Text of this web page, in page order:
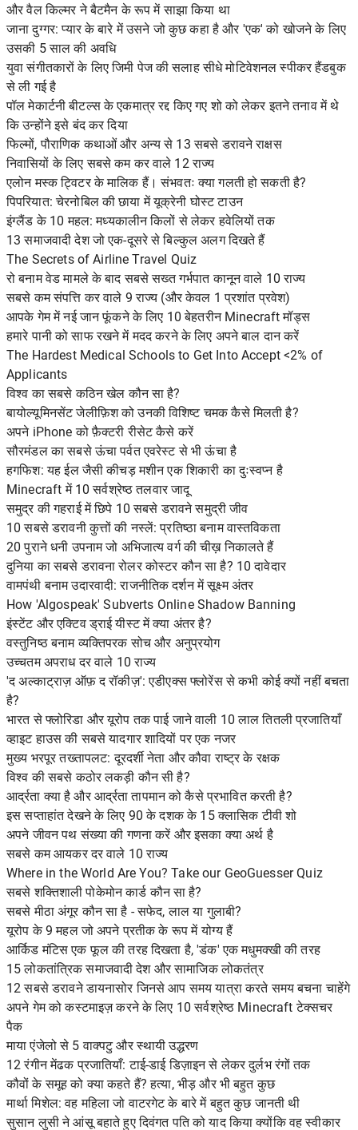
और वैल किल्मर ने बैटमैन के रूप में साझा किया था
जाना दुग्गर: प्यार के बारे में उसने जो कुछ कहा है और 'एक' को खोजने के लिए
उसकी 5 साल की अवधि
युवा संगीतकारों के लिए जिमी पेज की सलाह सीधे मोटिवेशनल स्पीकर हैंडबुक
से ली गई है
पॉल मेकार्टनी बीटल्स के एकमात्र रद्द किए गए शो को लेकर इतने तनाव में थे
कि उन्होंने इसे बंद कर दिया
फिल्मों, पौराणिक कथाओं और अन्य से 13 सबसे डरावने राक्षस
निवासियों के लिए सबसे कम कर वाले 12 राज्य
एलोन मस्क ट्विटर के मालिक हैं। संभवतः क्या गलती हो सकती है?
पिपरियात: चेरनोबिल की छाया में यूक्रेनी घोस्ट टाउन
इंग्लैंड के 10 महल: मध्यकालीन किलों से लेकर हवेलियों तक
13 समाजवादी देश जो एक-दूसरे से बिल्कुल अलग दिखते हैं
The Secrets of Airline Travel Quiz
रो बनाम वेड मामले के बाद सबसे सख्त गर्भपात कानून वाले 10 राज्य
सबसे कम संपत्ति कर वाले 9 राज्य (और केवल 1 प्रशांत प्रवेश)
आपके गेम में नई जान फूंकने के लिए 10 बेहतरीन Minecraft मॉड्स
हमारे पानी को साफ रखने में मदद करने के लिए अपने बाल दान करें
The Hardest Medical Schools to Get Into Accept <2% of
Applicants
विश्व का सबसे कठिन खेल कौन सा है?
बायोल्यूमिनसेंट जेलीफ़िश को उनकी विशिष्ट चमक कैसे मिलती है?
अपने iPhone को फ़ैक्टरी रीसेट कैसे करें
सौरमंडल का सबसे ऊंचा पर्वत एवरेस्ट से भी ऊंचा है
हगफिश: यह ईल जैसी कीचड़ मशीन एक शिकारी का दुःस्वप्न है
Minecraft में 10 सर्वश्रेष्ठ तलवार जादू
समुद्र की गहराई में छिपे 10 सबसे डरावने समुद्री जीव
10 सबसे डरावनी कुत्तों की नस्लें: प्रतिष्ठा बनाम वास्तविकता
20 पुराने धनी उपनाम जो अभिजात्य वर्ग की चीख़ निकालते हैं
दुनिया का सबसे डरावना रोलर कोस्टर कौन सा है? 10 दावेदार
वामपंथी बनाम उदारवादी: राजनीतिक दर्शन में सूक्ष्म अंतर
How 'Algospeak' Subverts Online Shadow Banning
इंस्टेंट और एक्टिव ड्राई यीस्ट में क्या अंतर है?
वस्तुनिष्ठ बनाम व्यक्तिपरक सोच और अनुप्रयोग
उच्चतम अपराध दर वाले 10 राज्य
'द अल्काट्राज़ ऑफ़ द रॉकीज़': एडीएक्स फ्लोरेंस से कभी कोई क्यों नहीं बचता
है?
भारत से फ्लोरिडा और यूरोप तक पाई जाने वाली 10 लाल तितली प्रजातियाँ
व्हाइट हाउस की सबसे यादगार शादियों पर एक नजर
मुख्य भरपूर तख्तापलट: दूरदर्शी नेता और कौवा राष्ट्र के रक्षक
विश्व की सबसे कठोर लकड़ी कौन सी है?
आर्द्रता क्या है और आर्द्रता तापमान को कैसे प्रभावित करती है?
इस सप्ताहांत देखने के लिए 90 के दशक के 15 क्लासिक टीवी शो
अपने जीवन पथ संख्या की गणना करें और इसका क्या अर्थ है
सबसे कम आयकर दर वाले 10 राज्य
Where in the World Are You? Take our GeoGuesser Quiz
सबसे शक्तिशाली पोकेमोन कार्ड कौन सा है?
सबसे मीठा अंगूर कौन सा है - सफेद, लाल या गुलाबी?
यूरोप के 9 महल जो अपने प्रतीक के रूप में योग्य हैं
आर्किड मंटिस एक फूल की तरह दिखता है, 'डंक' एक मधुमक्खी की तरह
15 लोकतांत्रिक समाजवादी देश और सामाजिक लोकतंत्र
12 सबसे डरावने डायनासोर जिनसे आप समय यात्रा करते समय बचना चाहेंगे
अपने गेम को कस्टमाइज़ करने के लिए 10 सर्वश्रेष्ठ Minecraft टेक्सचर
पैक
माया एंजेलो से 5 वाक्पटु और स्थायी उद्धरण
12 रंगीन मेंढक प्रजातियाँ: टाई-डाई डिज़ाइन से लेकर दुर्लभ रंगों तक
कौवों के समूह को क्या कहते हैं? हत्या, भीड़ और भी बहुत कुछ
मार्था मिशेल: वह महिला जो वाटरगेट के बारे में बहुत कुछ जानती थी
सुसान लुसी ने आंसू बहाते हुए दिवंगत पति को याद किया क्योंकि वह स्वीकार